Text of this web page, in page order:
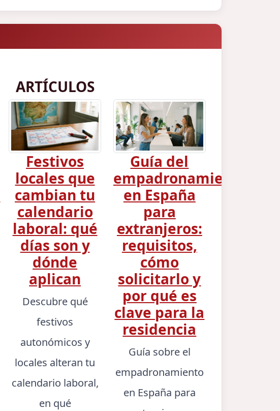
ARTÍCULOS
Festivos
locales que
cambian tu
calendario
laboral: qué
días son y
dónde
aplican
Descubre qué
festivos
autonómicos y
locales alteran tu
calendario laboral,
en qué
Guía del
empadronamiento
en España
para
extranjeros:
requisitos,
cómo
solicitarlo y
por qué es
clave para la
residencia
Guía sobre el
empadronamiento
en España para